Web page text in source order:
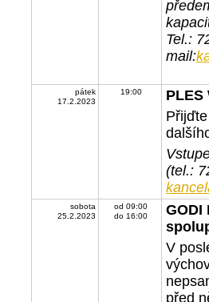
Tel.:
mail:
pátek
17.2.2023
19:00
PLES
(tel.:
sobota
25.2.2023
od 09:00
do 16:00
GODI
V
před